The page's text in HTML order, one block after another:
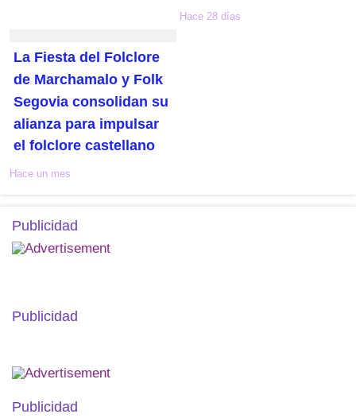
Hace 28 días
La Fiesta del Folclore
de Marchamalo y Folk
Segovia consolidan su
alianza para impulsar
el folclore castellano
Hace un mes
Publicidad
Publicidad
Publicidad